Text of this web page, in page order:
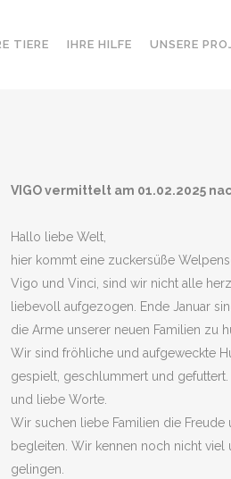
TIERE IHRE HILFE UNSERE
VIGO vermittelt am 01.02.2025
Hallo liebe Welt,
hier kommt eine zuckersüße
Vigo und Vinci, sind wir nicht alle
liebevoll aufgezogen. Ende Januar
die Arme unserer neuen Familien zu
Wir sind fröhliche und aufgeweckte
gespielt, geschlummert und
und liebe Worte.
Wir suchen liebe Familien die
begleiten. Wir kennen noch nicht viel
gelingen.